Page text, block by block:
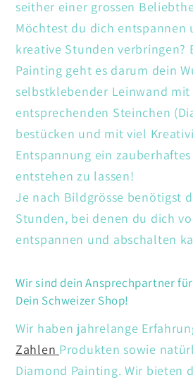
seither einer grossen
Möchtest du dich entspannen
kreative Stunden verbringen?
Painting geht es darum dein
selbstklebender Leinwand mit
entsprechenden Steinchen
bestücken und mit viel
Entspannung ein
entstehen zu lassen!
Je nach Bildgrösse benötigst
Stunden, bei denen du dich
entspannen und abschalten
Wir sind dein Ansprechpartner
Dein Schweizer Shop!
Wir haben jahrelange
Zahlen Produkten sowie
Diamond Painting. Wir bieten